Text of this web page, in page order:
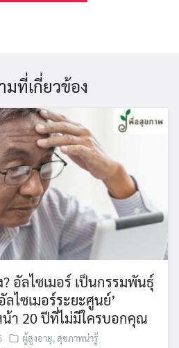
มที่เกี่ยวข้อง
อัลไซเมอร์ เป็นกรรมพันธุ์
ลไซเมอร์ระยะศูนย์’
า 20 ปีที่ไม่มีใครบอกคุณ
ผู้สูงอายุ,สุขภาพน่ารู้